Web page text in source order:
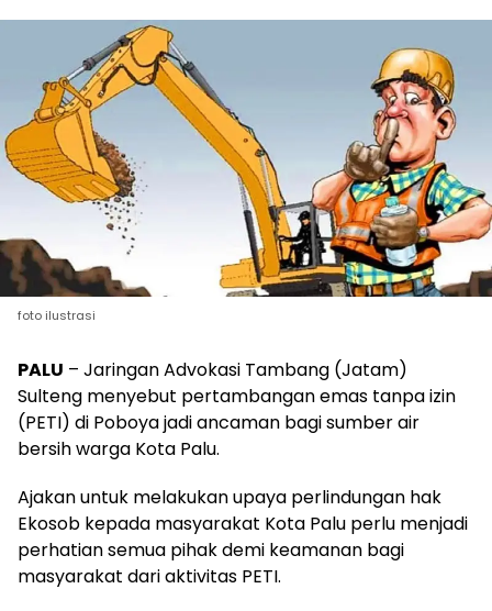
foto ilustrasi
PALU – Jaringan Advokasi Tambang (Jatam)
Sulteng menyebut pertambangan emas tanpa izin
(PETI) di Poboya jadi ancaman bagi sumber air
bersih warga Kota Palu.
Ajakan untuk melakukan upaya perlindungan hak
Ekosob kepada masyarakat Kota Palu perlu menjadi
perhatian semua pihak demi keamanan bagi
masyarakat dari aktivitas PETI.